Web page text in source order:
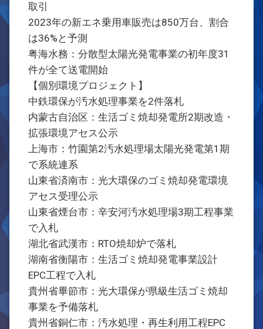
取引
2023年の新エネ乗用車販売は850万台、割合
は36%と予測
粤海水務：分散型太陽光発電事業の初年度31
件が全て送電開始
【個別環境プロジェクト】
中鉄環保が汚水処理事業を2件落札
内蒙古自治区：生活ゴミ焼却発電所2期改造・
拡張環境アセス公示
上海市：竹園第2汚水処理場太陽光発電第1期
で系統連系
山東省済南市：光大環保のゴミ焼却発電環境
アセス受理公示
山東省煙台市：辛安河汚水処理場3期工程事業
で入札
湖北省武漢市：RTO焼却炉で落札
湖南省衡陽市：生活ゴミ焼却発電事業設計
EPC工程で入札
貴州省畢節市：光大環保が県級生活ゴミ焼却
事業を予備落札
貴州省銅仁市：汚水処理・再生利用工程EPC